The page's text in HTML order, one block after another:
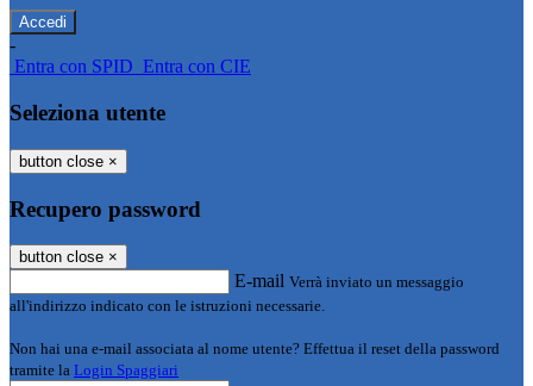
-
Entra con SPID Entra con CIE
Seleziona utente
button close ×
Recupero password
button close ×
E-mail Verrà inviato un messaggio
all'indirizzo indicato con le istruzioni necessarie.
Non hai una e-mail associata al nome utente? Effettua il reset della password
tramite la Login Spaggiari